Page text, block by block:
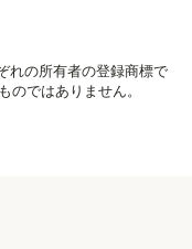
れの所有者の登録商標で
のではありません。